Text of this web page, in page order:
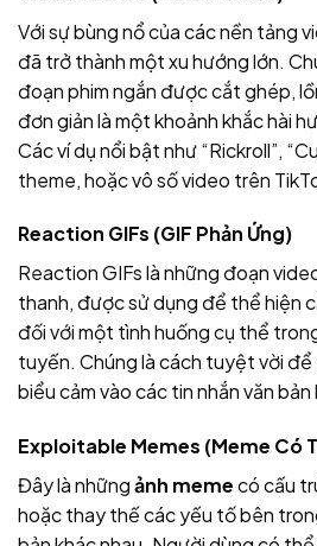
Với sự bùng nổ của các nền tảng
đã trở thành một xu hướng lớn.
đoạn phim ngắn được cắt ghép,
đơn giản là một khoảnh khắc hài
Các ví dụ nổi bật như “Rickroll”,
theme, hoặc vô số video trên
Reaction GIFs (GIF Phản Ứng)
Reaction GIFs là những đoạn
thanh, được sử dụng để thể hiện
đối với một tình huống cụ thể
tuyến. Chúng là cách tuyệt vời
biểu cảm vào các tin nhắn văn bản
Exploitable Memes (Meme Có
Đây là nhữngảnh memecó cấu
hoặc thay thế các yếu tố bên